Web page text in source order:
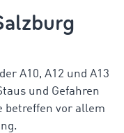
A10, A12 und A13
und Gefahren
betreffen vor allem